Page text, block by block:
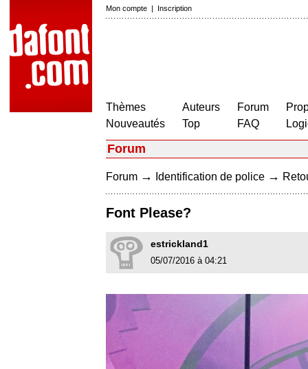
Mon compte | Inscription
Thèmes
Nouveautés
Auteurs
Top
Forum
FAQ
Forum
Forum → Identification de police →
Font Please?
estrickland1
05/07/2016 à 04:21